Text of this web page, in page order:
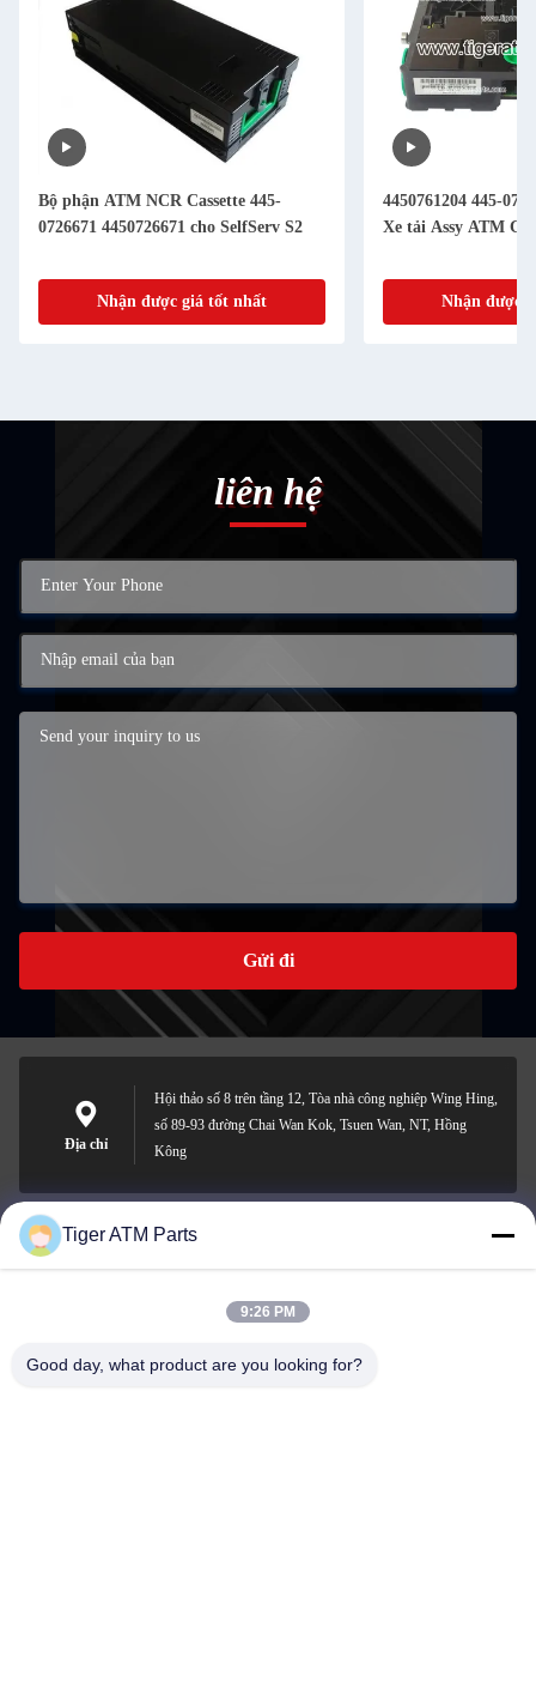
Bộ phận ATM NCR Cassette 445-
0726671 4450726671 cho SelfServ S2
Nhận được giá tốt nhất
4450761204 445-
Xe tải Assy ATM
Nhận được
liên hệ
Gửi đi
Địa chỉ
Hội thảo số 8 trên tầng 12, Tòa nhà công nghiệp Wing Hing,
số 89-93 đường Chai Wan Kok, Tsuen Wan, NT, Hồng
Kông
sales@atmpart.com.cn
Tiger ATM Parts
9:26 PM
Good day, what product are you looking for?